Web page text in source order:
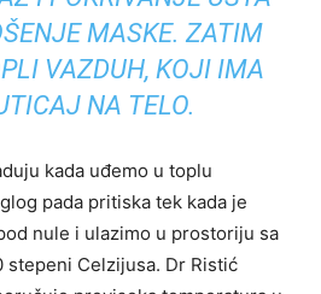
MASKE. ZATIM
VAZDUH, KOJI IMA
NA TELO.
kada uđemo u toplu
pada pritiska tek kada je
nule i ulazimo u prostoriju sa
Celzijusa. Dr Ristić